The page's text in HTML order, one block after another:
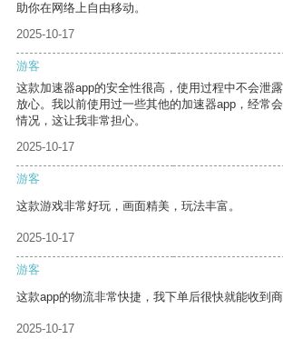
助你在网络上自由移动。
2025-10-17
游客
这款加速器app的安全性很高，使用过程中不会泄
放心。我以前使用过一些其他的加速器app，经常
情况，这让我非常担心。
2025-10-17
游客
这款游戏非常好玩，画面精美，玩法丰富。
2025-10-17
游客
这款app的物流非常快捷，我下单后很快就能收到商
2025-10-17